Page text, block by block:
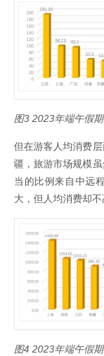
图3 2023年端午假
但在游客人均消费
疆，旅游市场规模
当的比例来自中远
大，但人均消费却
图4 2023年端午假